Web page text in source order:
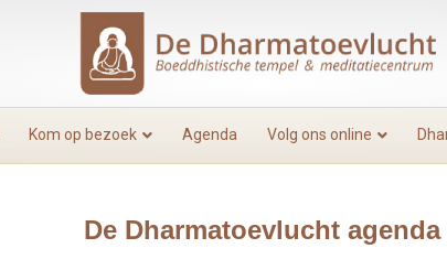
Kom op bezoek Agenda Volg ons online
De Dharmatoevlucht agenda